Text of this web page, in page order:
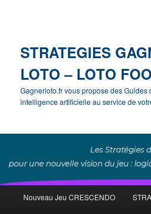
STRATEGIES
LOTO – LOTO
Gagnerloto.fr vous propose des Guides
intelligence artificielle au service de
principal
Aller
Nouveau Jeu CRESCENDO